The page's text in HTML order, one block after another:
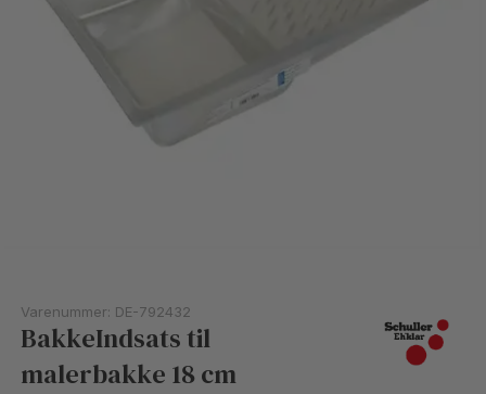
Varenummer: DE-792432
BakkeIndsats til
malerbakke 18 cm